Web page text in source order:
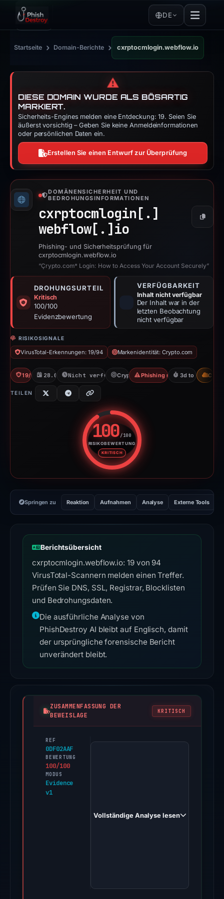
DE
Startseite › Domain-Berichte › cxrptocmlogin.webflow.io
⚠️
DIESE DOMAIN WURDE ALS BÖSARTIG
MARKIERT.
Sicherheits-Engines melden eine Entdeckung: 19. Seien Sie
äußerst vorsichtig – Geben Sie keine Anmeldeinformationen
oder persönlichen Daten ein.
Erstellen Sie einen Entwurf zur Überprüfung
DOMÄNENSICHERHEIT UND
BEDROHUNGSINFORMATIONEN
cxrptocmlogin[.]
webflow[.] io
Phishing- und Sicherheitsprüfung für
cxrptocmlogin.webflow.io
“Çrypto.com* Login: How to Access Your Account Securely”
DROHUNGSURTEIL
Kritisch
100/100
Evidenzbewertung
VERFÜGBARKEIT
Inhalt nicht verfügbar
Der Inhalt war in der
letzten Beobachtung
nicht verfügbar
RISIKOSIGNALE
VirusTotal-Erkennungen: 19/94 Markenidentität: Crypto.com
19/94 VT28.03.2026Nicht verfügbar seit 31.03.2026
Crypto.comPhishing nach Zugangsdaten
3d to CDN
TEILEN
100/100
RISIKOBEWERTUNG
KRITISCH
Risikobewertung: 100 von
Springen zu Reaktion Aufnahmen Analyse Externe Tools
Berichtsübersicht
cxrptocmlogin.webflow.io: 19 von 94
VirusTotal-Scannern melden einen Treffer.
Prüfen Sie DNS, SSL, Registrar, Blocklisten
und Bedrohungsdaten.
Die ausführliche Analyse von
PhishDestroy AI bleibt auf Englisch, damit
der ursprüngliche forensische Bericht
unverändert bleibt.
ZUSAMMENFASSUNG DER
BEWEISLAGE
KRITISCH
REF
0DF02AAF
BEWERTUNG
100/100
MODUS
Evidence
v1
PhishDestroy
28,
Vollständige Analyse lesen